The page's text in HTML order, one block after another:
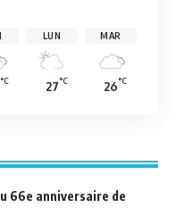
°C
LUN
27°C
MAR
26°C
66e anniversaire de